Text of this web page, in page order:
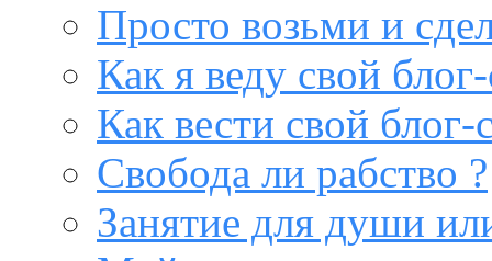
Просто возьми и
Как я веду свой
Как вести свой
Свобода ли рабство ?
Занятие для души